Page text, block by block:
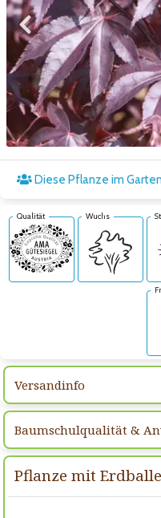
Zum vorigen Bild
Diese Pflanze im
Qualität Wuchs
Versandinfo
Baumschulqualität &
Pflanze mit